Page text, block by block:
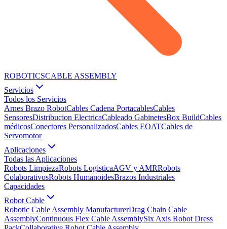
ROBOTICSCABLE ASSEMBLY
Servicios
Todos los Servicios
Arnes Brazo RobotCables Cadena PortacablesCables
SensoresDistribucion ElectricaCableado GabinetesBox BuildCables
médicosConectores PersonalizadosCables EOATCables de
Servomotor
Aplicaciones
Todas las Aplicaciones
Robots LimpiezaRobots LogisticaAGV y AMRRobots
ColaborativosRobots HumanoidesBrazos Industriales
Capacidades
Robot Cable
Robotic Cable Assembly ManufacturerDrag Chain Cable
AssemblyContinuous Flex Cable AssemblySix Axis Robot Dress